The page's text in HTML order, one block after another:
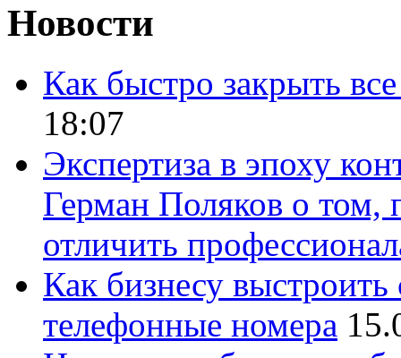
Новости
Как быстро закрыть
18:07
Экспертиза в эпоху
Герман Поляков о том,
отличить
Как бизнесу
телефонные номера